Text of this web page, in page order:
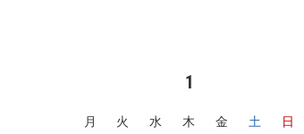
1
月 火 水 木 金 土
日